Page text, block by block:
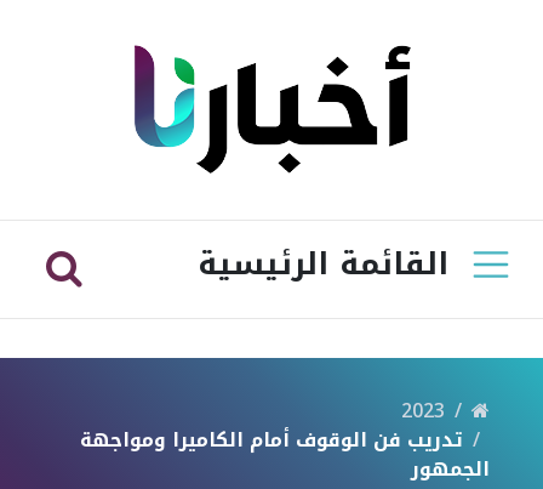
القائمة الرئيسية
2023
تدريب فن الوقوف أمام الكاميرا ومواجهة
الجمهور